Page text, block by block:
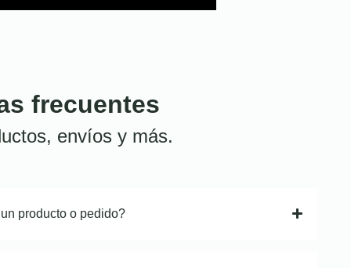
frecuentes
envíos y más.
producto o pedido?